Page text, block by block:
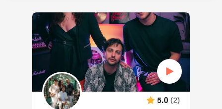
5.0 (2)